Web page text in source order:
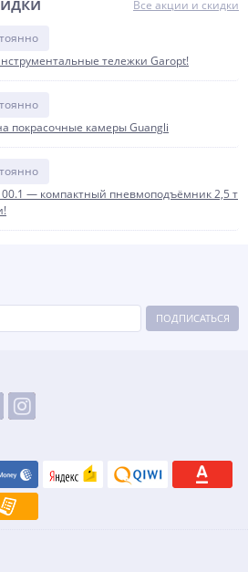
Все акции и скидки
тележки Garopt!
покрасочные камеры Guangli
— компактный пневмоподъёмник 2,5 т
ПОДПИСАТЬСЯ